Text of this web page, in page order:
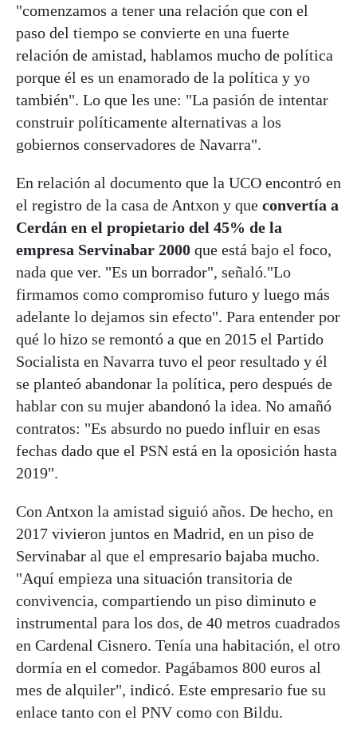
"comenzamos a tener una relación que con el
paso del tiempo se convierte en una fuerte
relación de amistad, hablamos mucho de política
porque él es un enamorado de la política y yo
también". Lo que les une: "La pasión de intentar
construir políticamente alternativas a los
gobiernos conservadores de Navarra".
En relación al documento que la UCO encontró en
el registro de la casa de Antxon y que convertía a
Cerdán en el propietario del 45% de la
empresa Servinabar 2000 que está bajo el foco,
nada que ver. "Es un borrador", señaló."Lo
firmamos como compromiso futuro y luego más
adelante lo dejamos sin efecto". Para entender por
qué lo hizo se remontó a que en 2015 el Partido
Socialista en Navarra tuvo el peor resultado y él
se planteó abandonar la política, pero después de
hablar con su mujer abandonó la idea. No amañó
contratos: "Es absurdo no puedo influir en esas
fechas dado que el PSN está en la oposición hasta
2019".
Con Antxon la amistad siguió años. De hecho, en
2017 vivieron juntos en Madrid, en un piso de
Servinabar al que el empresario bajaba mucho.
"Aquí empieza una situación transitoria de
convivencia, compartiendo un piso diminuto e
instrumental para los dos, de 40 metros cuadrados
en Cardenal Cisnero. Tenía una habitación, el otro
dormía en el comedor. Pagábamos 800 euros al
mes de alquiler", indicó. Este empresario fue su
enlace tanto con el PNV como con Bildu.